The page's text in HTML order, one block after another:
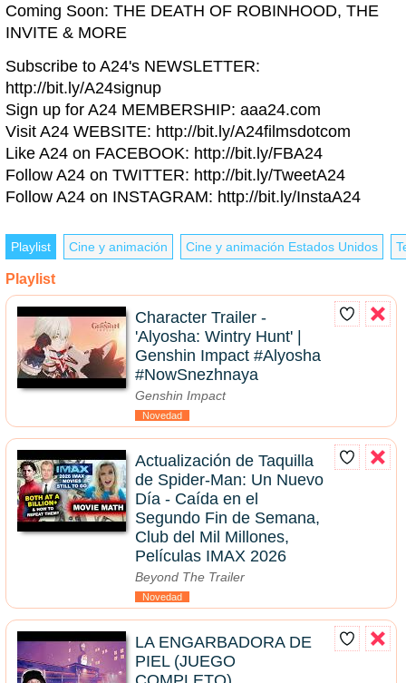
Coming Soon: THE DEATH OF ROBINHOOD, THE
INVITE & MORE
Subscribe to A24's NEWSLETTER:
http://bit.ly/A24signup
Sign up for A24 MEMBERSHIP: aaa24.com
Visit A24 WEBSITE: http://bit.ly/A24filmsdotcom
Like A24 on FACEBOOK: http://bit.ly/FBA24
Follow A24 on TWITTER: http://bit.ly/TweetA24
Follow A24 on INSTAGRAM: http://bit.ly/InstaA24
Playlist Cine y animación Cine y animación Estados Unidos
Playlist
Character Trailer -
'Alyosha: Wintry Hunt' |
Genshin Impact #Alyosha
#NowSnezhnaya
Genshin Impact
Novedad
Actualización de Taquilla
de Spider-Man: Un Nuevo
Día - Caída en el
Segundo Fin de Semana,
Club del Mil Millones,
Películas IMAX 2026
Beyond The Trailer
Novedad
LA ENGARBADORA DE
PIEL (JUEGO